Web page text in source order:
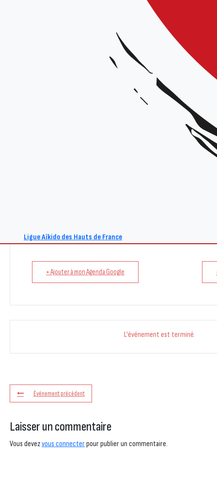
Ligue Aïkido des Hauts de France
Pratique pour tous, la pratique seniors sera abordée
Dans le cadre du partenariat FFAB les séniors non licenciés
Jean-Pierre HORRIE 6° DAN et Dominique MASSIAS 5° DAN
+ Ajouter à mon Agenda Google
L'événement est terminé.
Événement précédent
Laisser un commentaire
Vous devezvous connecterpour publier un commentaire.